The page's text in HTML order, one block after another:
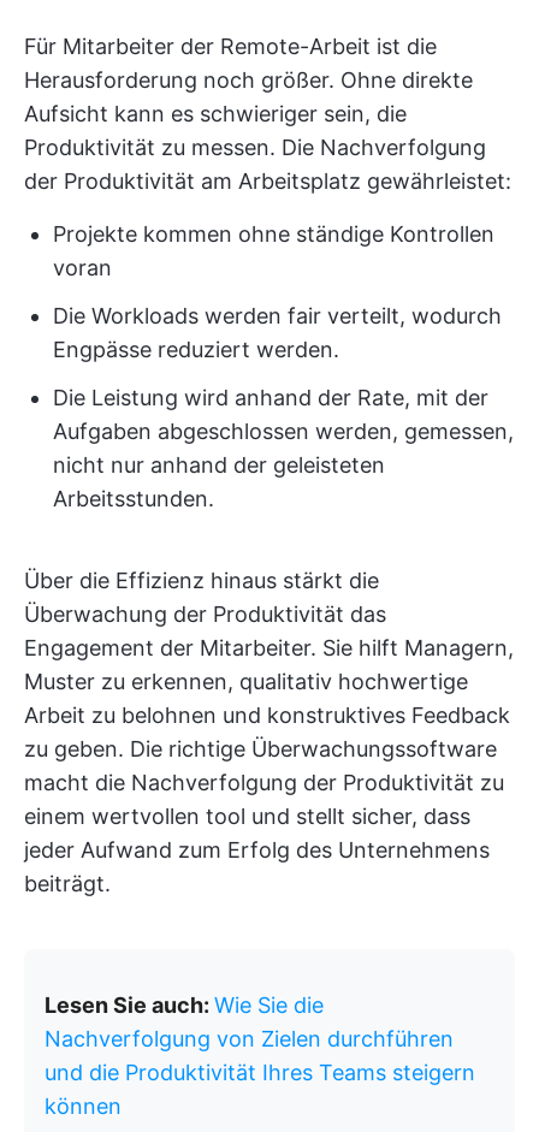
Für Mitarbeiter der Remote-Arbeit ist die
Herausforderung noch größer. Ohne direkte
Aufsicht kann es schwieriger sein, die
Produktivität zu messen. Die Nachverfolgung
der Produktivität am Arbeitsplatz gewährleistet:
Projekte kommen ohne ständige Kontrollen
voran
Die Workloads werden fair verteilt, wodurch
Engpässe reduziert werden.
Die Leistung wird anhand der Rate, mit der
Aufgaben abgeschlossen werden, gemessen,
nicht nur anhand der geleisteten
Arbeitsstunden.
Über die Effizienz hinaus stärkt die
Überwachung der Produktivität das
Engagement der Mitarbeiter. Sie hilft Managern,
Muster zu erkennen, qualitativ hochwertige
Arbeit zu belohnen und konstruktives Feedback
zu geben. Die richtige Überwachungssoftware
macht die Nachverfolgung der Produktivität zu
einem wertvollen tool und stellt sicher, dass
jeder Aufwand zum Erfolg des Unternehmens
beiträgt.
Lesen Sie auch: Wie Sie die
Nachverfolgung von Zielen durchführen
und die Produktivität Ihres Teams steigern
können